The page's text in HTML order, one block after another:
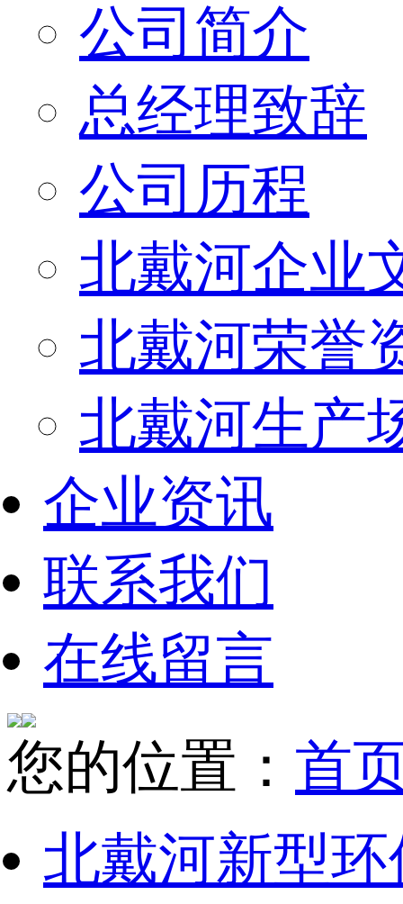
公司简介
总经理致辞
公司历程
北戴河企业
北戴河荣誉
北戴河生产
企业资讯
联系我们
在线留言
您的位置： 首
北戴河新型